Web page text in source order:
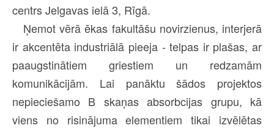
centrs Jelgavas ielā 3, Rīgā.
Ņemot vērā ēkas fakultāšu novirzienus, interjerā
ir akcentēta industriālā pieeja - telpas ir plašas, ar
paaugstinātiem griestiem un redzamām
komunikācijām. Lai panāktu šādos projektos
nepieciešamo B skaņas absorbcijas grupu, kā
viens no risinājuma elementiem tikai izvēlētas